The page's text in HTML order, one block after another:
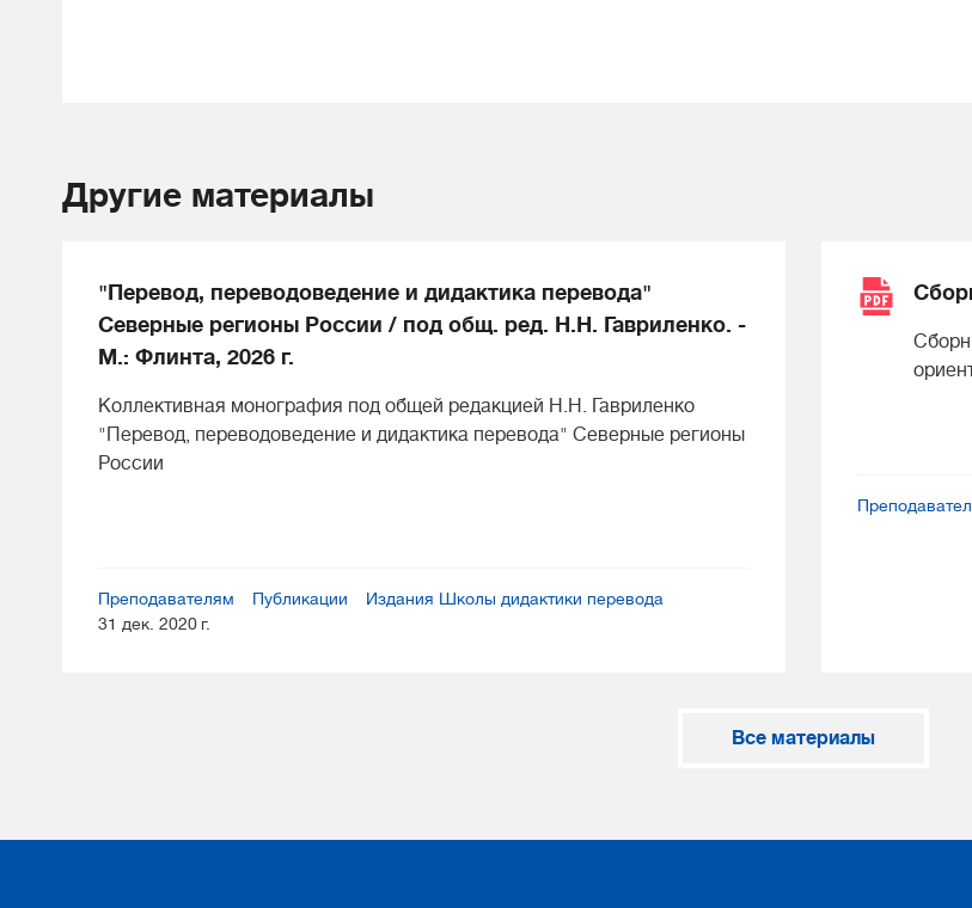
Другие материалы
"Перевод, переводоведение и дидактика перевода"
Северные регионы России / под общ. ред. Н.Н. Гавриленко. -
М.: Флинта, 2026 г.
Коллективная монография под общей редакцией Н.Н. Гавриленко
"Перевод, переводоведение и дидактика перевода" Северные регионы
России
Преподавателям Публикации
Издания Школы дидактики перевода
31 дек. 2020 г.
Все материалы